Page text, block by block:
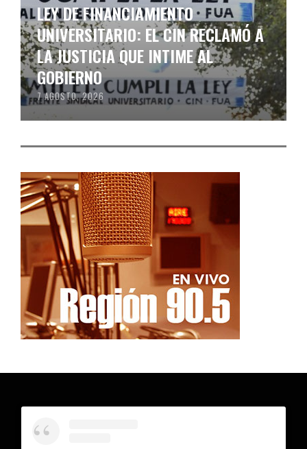
LEY DE FINANCIAMIENTO
UNIVERSITARIO: EL CIN RECLAMÓ A
LA JUSTICIA QUE INTIME AL
GOBIERNO
7 AGOSTO, 2026